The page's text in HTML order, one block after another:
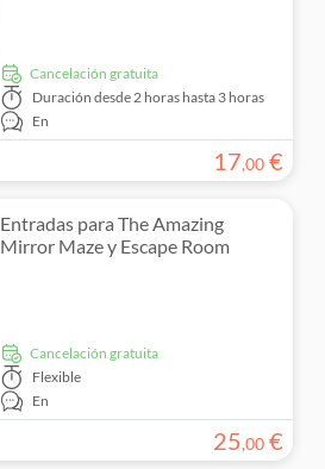
cancelación gratuita
Duración desde 2 horas hasta 3 horas
En
17,00 €
Entradas para The Amazing
Mirror Maze y Escape Room
cancelación gratuita
Flexible
En
25,00 €